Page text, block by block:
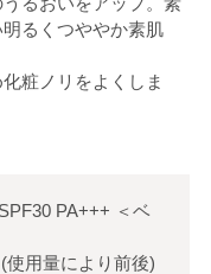
るくつややか素肌
粧ノリをよくしま
PA+++ ＜ベ
使用量により前後)